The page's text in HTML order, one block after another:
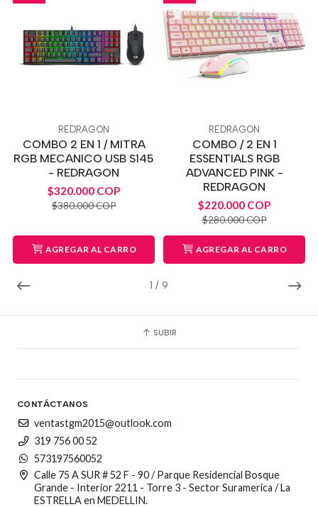
1 / 9
REDRAGON
COMBO 2 EN 1 / MITRA
RGB MECANICO USB S145
- REDRAGON
$320.000 COP
$380.000 COP
AGREGAR AL CARRO
REDRAGON
COMBO / 2 EN 1
ESSENTIALS RGB
ADVANCED PINK -
REDRAGON
$220.000 COP
$280.000 COP
AGREGAR AL CARRO
SUBIR
CONTÁCTANOS
ventastgm2015@outlook.com
319 756 00 52
573197560052
Calle 75 A SUR # 52 F - 90 / Parque Residencial Bosque
Grande - Interior 2211 - Torre 3 - Sector Suramerica / La
ESTRELLA en MEDELLIN.